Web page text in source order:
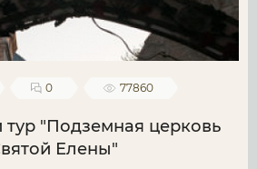
0 77860
тур "Подземная церковь
Елены"